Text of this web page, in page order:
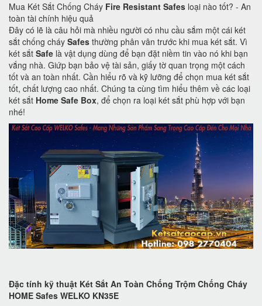
Mua Két Sắt Chống Cháy Fire Resistant Safes loại nào tốt? - An
toàn tài chính hiệu quả
Đây có lẽ là câu hỏi mà nhiều người có nhu cầu sắm một cái két
sắt chống cháy Safes thường phân vân trước khi mua két sắt. Vì
két sắt Safe là vật dụng dùng để bạn đặt niềm tin vào nó khi bạn
vắng nhà. Giứp bạn bảo vệ tài sản, giấy tờ quan trọng một cách
tốt và an toàn nhất. Cần hiểu rõ và kỹ lưỡng để chọn mua két sắt
tốt, chất lượng cao nhất. Chúng ta cùng tìm hiểu thêm về các loại
két sắt Home Safe Box, để chọn ra loại két sắt phù hợp với bạn
nhé!
Đặc tính kỹ thuật Két Sắt An Toàn Chống Trộm Chống Cháy
HOME Safes WELKO KN35E